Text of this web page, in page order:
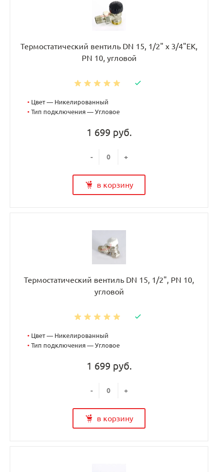
Термостатический вентиль DN 15, 1/2" х 3/4"EK,
PN 10, угловой
• Цвет — Никелированный
• Тип подключения — Угловое
1 699 руб.
- +
в корзину
Термостатический вентиль DN 15, 1/2", PN 10,
угловой
• Цвет — Никелированный
• Тип подключения — Угловое
1 699 руб.
- +
в корзину